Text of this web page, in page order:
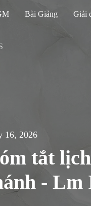
Bài Giảng Giải
16, 2026
tắt
- Lm